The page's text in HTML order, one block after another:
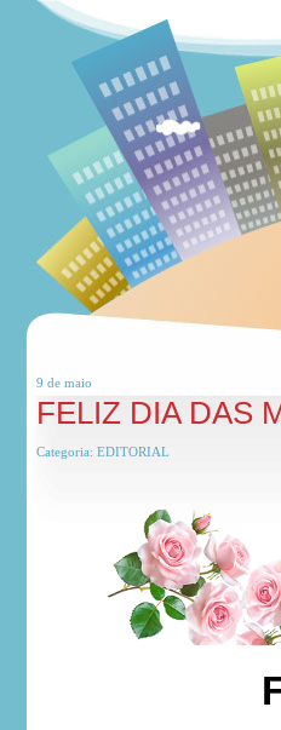
9 de maio
FELIZ DIA DAS
Categoria: EDITORIAL